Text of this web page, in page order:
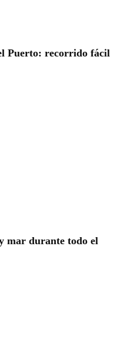
Puerto: recorrido fácil
mar durante todo el